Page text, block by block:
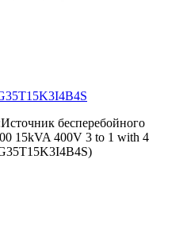
бесперебойного
15kVA 400V 3 to 1 with 4